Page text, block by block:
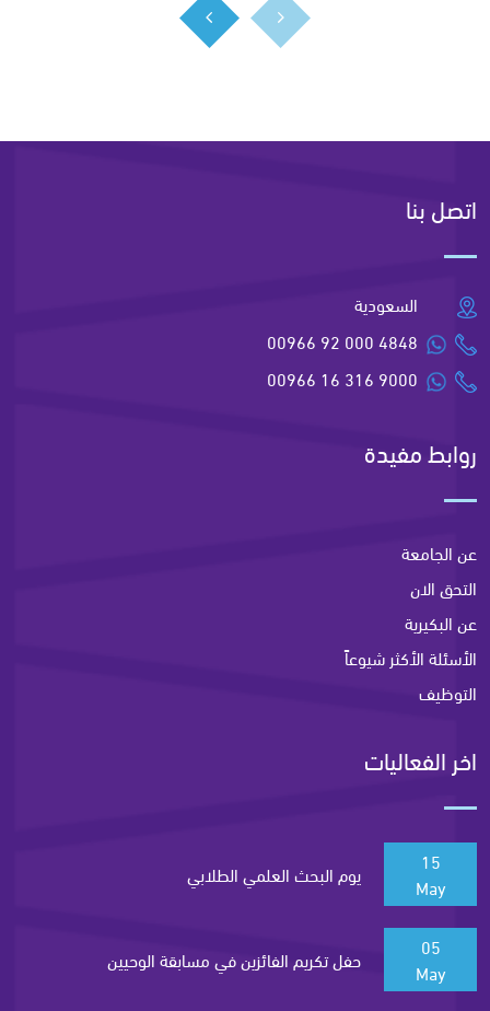
اتصل بنا
السعودية
00966 92 000 4848
00966 16 316 9000
روابط مفيدة
عن الجامعة
التحق الان
عن البكيرية
الأسئلة الأكثر شيوعاً
التوظيف
اخر الفعاليات
15
May
يوم البحث العلمي الطلابي
05
May
حفل تكريم الفائزين في مسابقة الوحيين